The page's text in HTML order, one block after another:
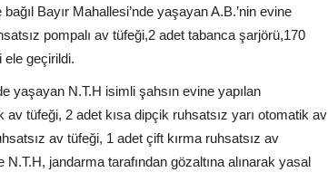
Bayır Mahallesi’nde yaşayan A.B.’nin evine
pompalı av tüfeği,2 adet tabanca şarjörü,170
ele geçirildi.
yaşayan N.T.H isimli şahsın evine yapılan
tüfeği, 2 adet kısa dipçik ruhsatsız yarı otomatik av
av tüfeği, 1 adet çift kırma ruhsatsız av
jandarma tarafından gözaltına alınarak yasal